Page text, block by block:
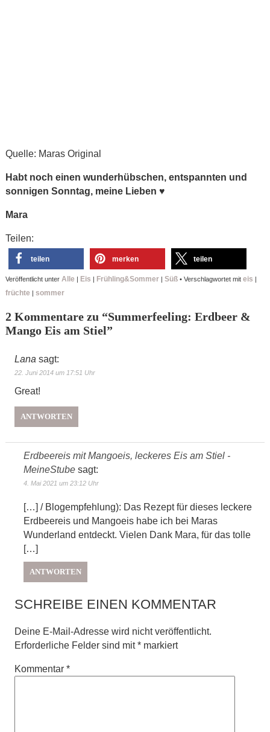
Quelle: Maras Original
Habt noch einen wunderhübschen, entspannten und
sonnigen Sonntag, meine Lieben ♥
Mara
Teilen:
teilen merken teilen
Veröffentlicht unter Alle | Eis | Frühling&Sommer| Süß• Verschlagwortet mit eis |
früchte | sommer
2 Kommentare zu “Summerfeeling: Erdbeer &
Mango Eis am Stiel”
Lana sagt:
22. Juni 2014 um 17:51 Uhr
Great!
ANTWORTEN
Erdbeereis mit Mangoeis, leckeres Eis am Stiel -
MeineStube sagt:
4. Mai 2021 um 23:12 Uhr
[…] / Blogempfehlung): Das Rezept für dieses leckere
Erdbeereis und Mangoeis habe ich bei Maras
Wunderland entdeckt. Vielen Dank Mara, für das tolle
[…]
ANTWORTEN
SCHREIBE EINEN KOMMENTAR
Deine E-Mail-Adresse wird nicht veröffentlicht.
Erforderliche Felder sind mit*markiert
Kommentar *